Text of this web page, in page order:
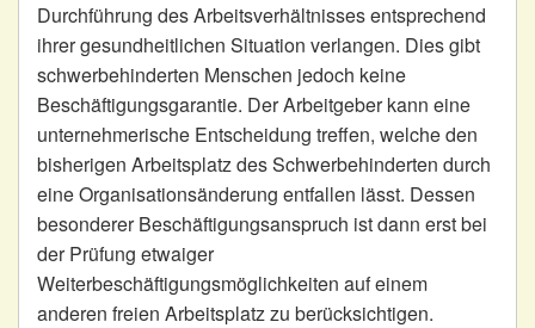
Durchführung des Arbeitsverhältnisses entsprechend
ihrer gesundheitlichen Situation verlangen. Dies gibt
schwerbehinderten Menschen jedoch keine
Beschäftigungsgarantie. Der Arbeitgeber kann eine
unternehmerische Entscheidung treffen, welche den
bisherigen Arbeitsplatz des Schwerbehinderten durch
eine Organisationsänderung entfallen lässt. Dessen
besonderer Beschäftigungsanspruch ist dann erst bei
der Prüfung etwaiger
Weiterbeschäftigungsmöglichkeiten auf einem
anderen freien Arbeitsplatz zu berücksichtigen.